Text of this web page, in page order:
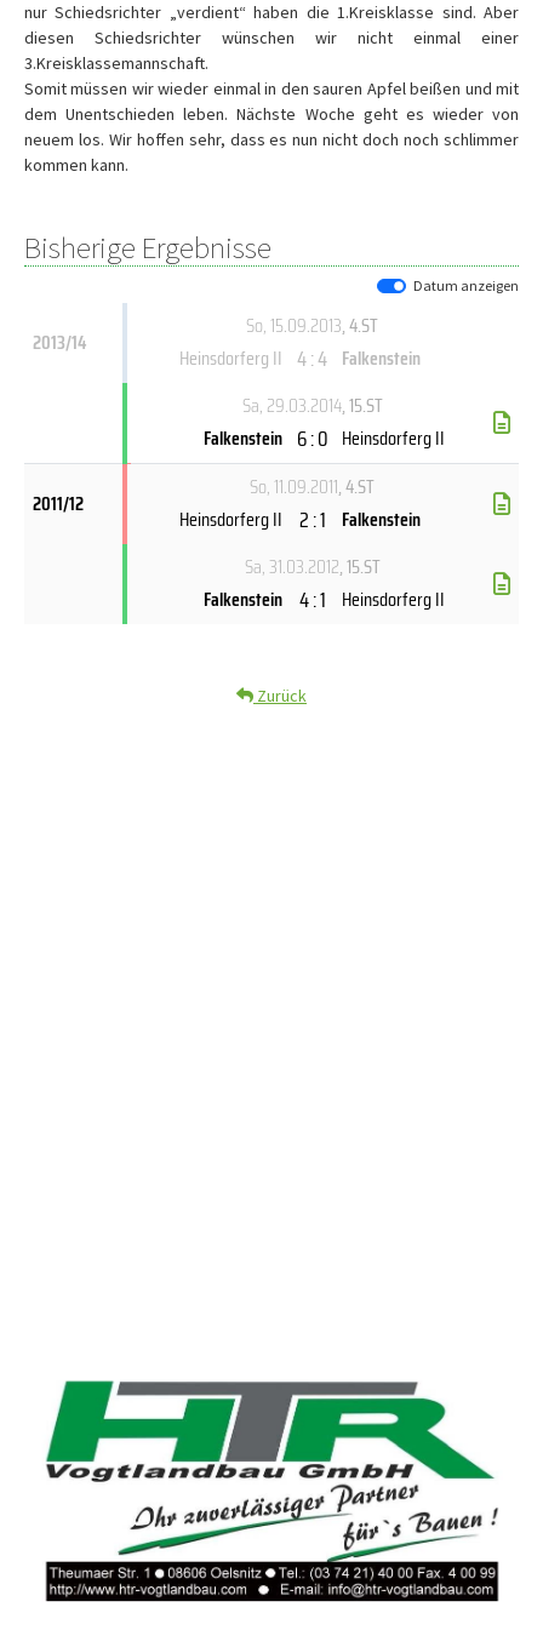
nur Schiedsrichter „verdient“ haben die 1.Kreisklasse sind. Aber
diesen Schiedsrichter wünschen wir nicht einmal einer
3.Kreisklassemannschaft.
Somit müssen wir wieder einmal in den sauren Apfel beißen und mit
dem Unentschieden leben. Nächste Woche geht es wieder von
neuem los. Wir hoffen sehr, dass es nun nicht doch noch schlimmer
kommen kann.
Bisherige Ergebnisse
Datum anzeigen
2013/14
So, 15.09.2013, 4.ST
Heinsdorferg II 4 : 4 Falkenstein
Sa, 29.03.2014, 15.ST
Falkenstein 6 : 0 Heinsdorferg II
2011/12
So, 11.09.2011, 4.ST
Heinsdorferg II 2 : 1 Falkenstein
Sa, 31.03.2012, 15.ST
Falkenstein 4 : 1 Heinsdorferg II
Zurück